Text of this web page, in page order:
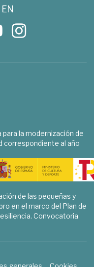
para la modernización de
correspondiente al año
de las pequeñas y
en el marco del Plan de
Convocatoria